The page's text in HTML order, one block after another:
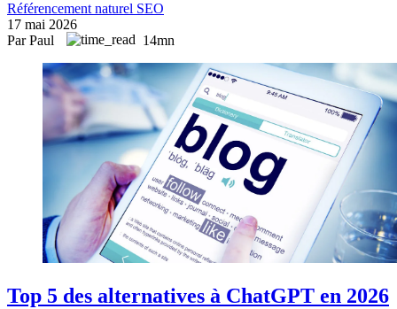
Référencement naturel SEO
17 mai 2026
Par Paul
14mn
Top 5 des alternatives à ChatGPT en 2026